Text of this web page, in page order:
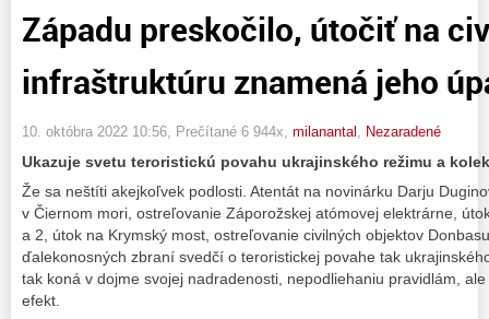
Západu preskočilo, útočiť na
infraštruktúru znamená jeho
10. októbra 2022 10:56 , Prečítané 6 944x, milanantal Nezaradené
Ukazuje svetu teroristickú povahu ukrajinského režimu a
Že sa neštíti akejkoľvek podlosti. Atentát na novinárku Darju
v Čiernom mori, ostreľovanie Záporožskej atómovej elektrárne,
a 2, útok na Krymský most, ostreľovanie civilných objektov
ďalekonosných zbraní svedčí o teroristickej povahe tak
tak koná v dojme svojej nadradenosti, nepodliehaniu pravidlám,
efekt.